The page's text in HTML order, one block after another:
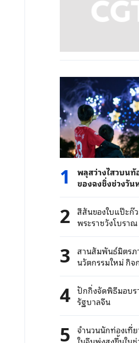
1
พลุสว่างไสวบน
ของฉงชิ่งช่วงวัน
2 สีสันของใบแป๊ะก๊
พระราชวังโบราณ
3 สานสัมพันธ์มิตรภ
นวัตกรรมใหม่ กิ
ความร่วมมือระหว่
ไทย-จีน ประสบคว
งดงาม
4 ปักกิ่งจัดพิธีมอบร
รัฐบาลจีน
5
จำนวนนักท่องเที่